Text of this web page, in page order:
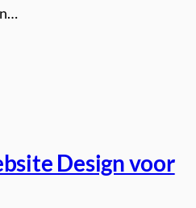
Design voor